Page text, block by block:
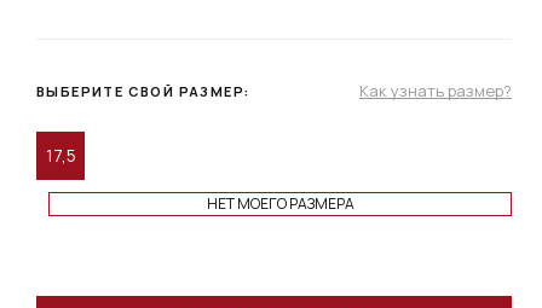
ВЫБЕРИТЕ СВОЙ РАЗМЕР: Как узнать размер?
17,5
НЕТ МОЕГО РАЗМЕРА